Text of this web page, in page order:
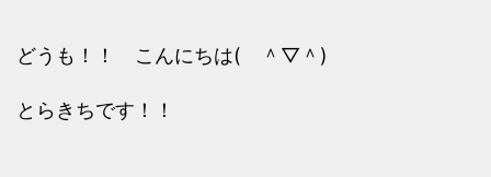
どうも！！ こんにちは( ＾▽＾)
とらきちです！！